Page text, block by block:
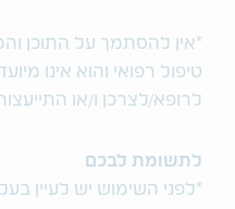
*אין להסתמך על התוכן
טיפול רפואי והוא אינו
לרופא/לצרכן ו/או
לתשומת לבכם
*לפני השימוש יש לעיין